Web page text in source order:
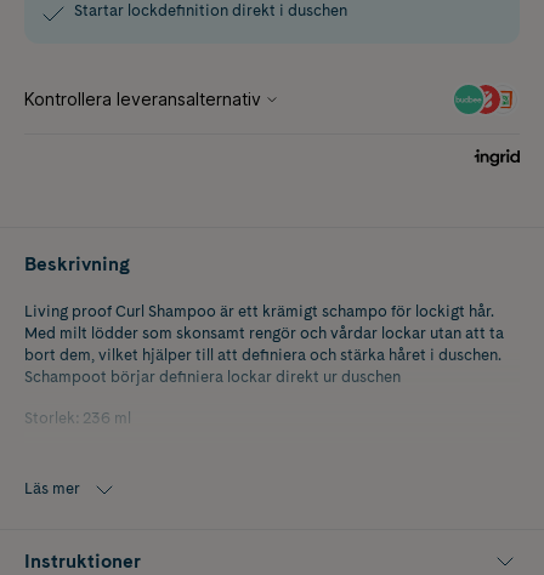
Startar lockdefinition direkt i duschen
Beskrivning
Living proof Curl Shampoo är ett krämigt schampo för lockigt hår.
Med milt lödder som skonsamt rengör och vårdar lockar utan att ta
bort dem, vilket hjälper till att definiera och stärka håret i duschen.
Schampoot börjar definiera lockar direkt ur duschen
Storlek: 236 ml
Läs mer
Instruktioner